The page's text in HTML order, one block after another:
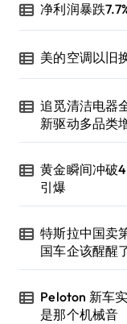
净利润暴跌
美的空调以旧
追觅清洁电器
新驱动多品类
黄金瞬间冲破
引爆
特斯拉中国卖
国车企该醒醒
Peloton 新车
是那个机械音